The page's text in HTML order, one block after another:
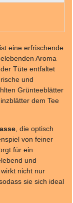
ist eine erfrischende
Aroma
Tüte entfaltet
und
Grünteeblätter
dem Tee
, die optisch
von feiner
für ein
und
nicht nur
sie sich ideal